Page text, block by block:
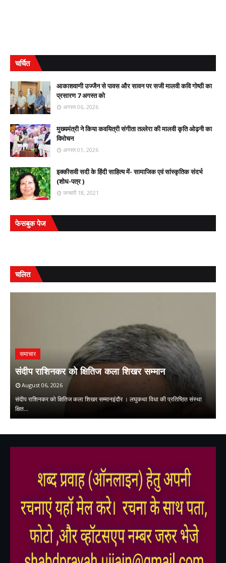
चर्चित
आकाशवाणी उज्जैन से पावस और सावन पर सजी मालवी कवि गोष्ठी का
प्रसारण 7 अगस्त को
अगस्त 06, 2026
मुख्यमंत्री ने किया कवयित्री संगीता तल्लेरा की मालवी कृति ओढ़नी का
विमोचन
अगस्त 01, 2026
इक्कीसवी सदी के हिंदी साहित्य में- सामाजिक एवं सांस्कृतिक संदर्भ
(शोध-पत्र )
जनवरी 18, 2021
फेसबुक पेज
चलित
समाचार
संदीप राशिनकर को क्षितिज कला शिखर सम्मान
August 06, 2026
संदीप राशिनकर को क्षितिज कला शिखर सम्मानइंदौर । लघुकथा विधा की प्रतिष्ठित संस्था
क्षित…